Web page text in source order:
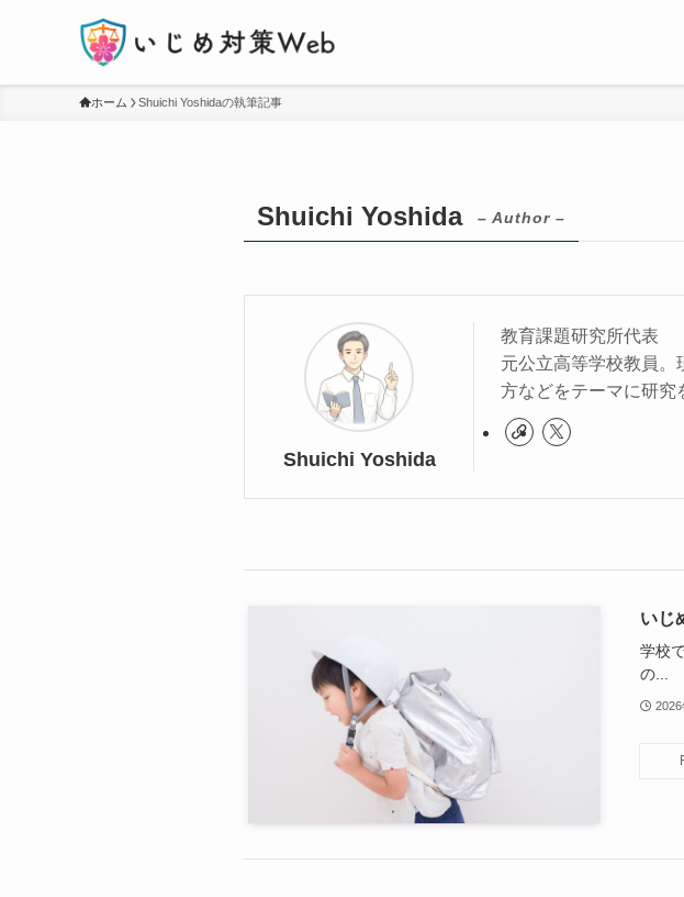
ホーム Shuichi Yoshidaの執筆記事
Shuichi Yoshida – Author –
Shuichi Yoshida
教育課題研究所代表
元公立高等学校教員。
方などをテーマに研究
いじ
学校
の...
2026